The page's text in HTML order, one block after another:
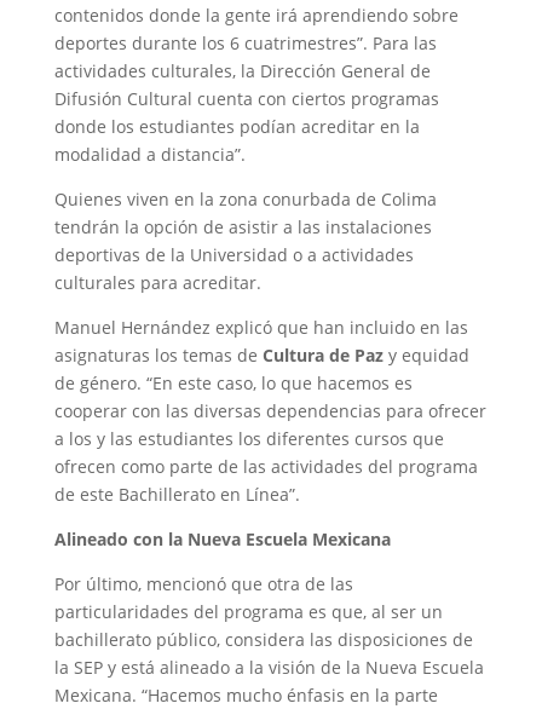
contenidos donde la gente irá aprendiendo sobre
deportes durante los 6 cuatrimestres”. Para las
actividades culturales, la Dirección General de
Difusión Cultural cuenta con ciertos programas
donde los estudiantes podían acreditar en la
modalidad a distancia”.
Quienes viven en la zona conurbada de Colima
tendrán la opción de asistir a las instalaciones
deportivas de la Universidad o a actividades
culturales para acreditar.
Manuel Hernández explicó que han incluido en las
asignaturas los temas de Cultura de Pazy equidad
de género. “En este caso, lo que hacemos es
cooperar con las diversas dependencias para ofrecer
a los y las estudiantes los diferentes cursos que
ofrecen como parte de las actividades del programa
de este Bachillerato en Línea”.
Alineado con la Nueva Escuela Mexicana
Por último, mencionó que otra de las
particularidades del programa es que, al ser un
bachillerato público, considera las disposiciones de
la SEP y está alineado a la visión de la Nueva Escuela
Mexicana. “Hacemos mucho énfasis en la parte